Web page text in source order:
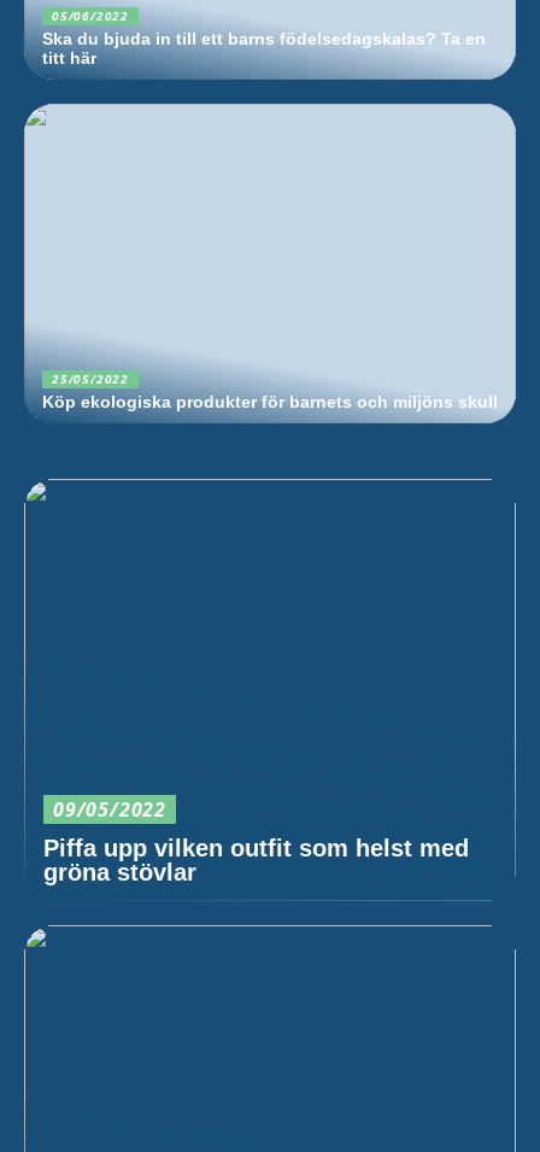
05/06/2022
Ska du bjuda in till ett barns födelsedagskalas? Ta en
titt här
25/05/2022
Köp ekologiska produkter för barnets och miljöns skull
09/05/2022
Piffa upp vilken outfit som helst med
gröna stövlar